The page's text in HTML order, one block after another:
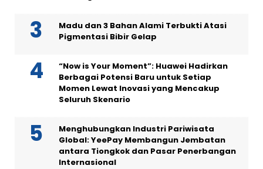
Madu dan 3 Bahan Alami Terbukti Atasi
Pigmentasi Bibir Gelap
“Now is Your Moment”: Huawei Hadirkan
Berbagai Potensi Baru untuk Setiap
Momen Lewat Inovasi yang Mencakup
Seluruh Skenario
Menghubungkan Industri Pariwisata
Global: YeePay Membangun Jembatan
antara Tiongkok dan Pasar Penerbangan
Internasional